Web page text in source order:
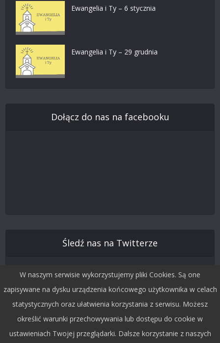
Ewangelia i Ty – 6 stycznia
Ewangelia i Ty – 29 grudnia
Dołącz do nas na facebooku
Śledź nas na Twitterze
W naszym serwisie wykorzystujemy pliki Cookies. Są one
zapisywane na dysku urządzenia końcowego użytkownika w celach
statystycznych oraz ułatwienia korzystania z serwisu. Możesz
określić warunki przechowywania lub dostępu do cookie w
ustawieniach Twojej przeglądarki. Dalsze korzystanie z naszych